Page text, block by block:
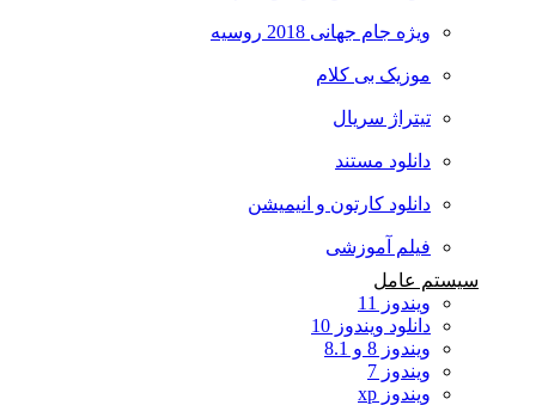
ویژه جام جهانی 2018 روسیه
موزیک بی کلام
تیتراژ سریال
دانلود مستند
دانلود کارتون و انیمیشن
فیلم آموزشی
سیستم عامل
ویندوز 11
دانلود ویندوز 10
ویندوز 8 و 8.1
ویندوز 7
ویندوز xp